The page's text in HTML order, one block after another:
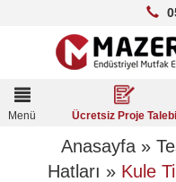
Toggle
navigation
Menü Ücretsiz Proje Talebi
Anasayfa »
Hatları » Kule